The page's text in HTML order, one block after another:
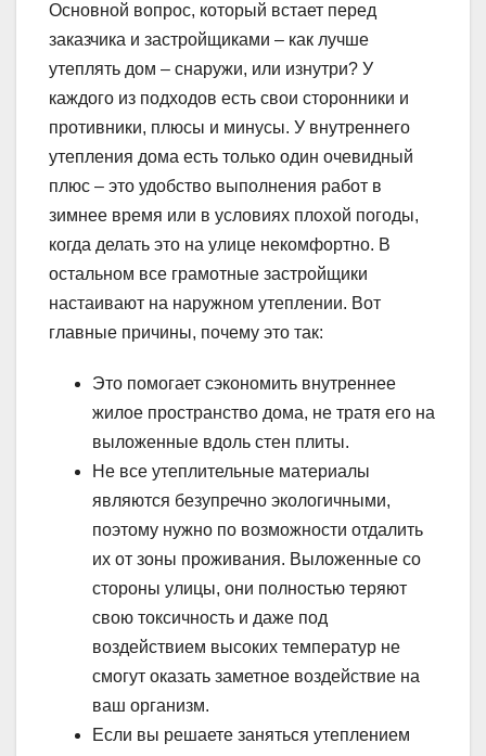
Основной вопрос, который встает перед
заказчика и застройщиками – как лучше
утеплять дом – снаружи, или изнутри? У
каждого из подходов есть свои сторонники и
противники, плюсы и минусы. У внутреннего
утепления дома есть только один очевидный
плюс – это удобство выполнения работ в
зимнее время или в условиях плохой погоды,
когда делать это на улице некомфортно. В
остальном все грамотные застройщики
настаивают на наружном утеплении. Вот
главные причины, почему это так:
Это помогает сэкономить внутреннее
жилое пространство дома, не тратя его на
выложенные вдоль стен плиты.
Не все утеплительные материалы
являются безупречно экологичными,
поэтому нужно по возможности отдалить
их от зоны проживания. Выложенные со
стороны улицы, они полностью теряют
свою токсичность и даже под
воздействием высоких температур не
смогут оказать заметное воздействие на
ваш организм.
Если вы решаете заняться утеплением